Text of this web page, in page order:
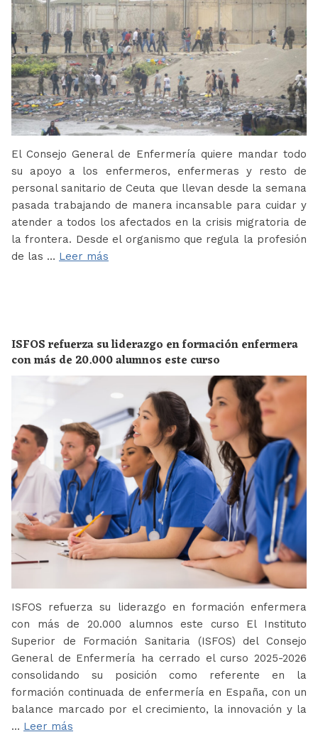
El Consejo General de Enfermería quiere mandar todo
su apoyo a los enfermeros, enfermeras y resto de
personal sanitario de Ceuta que llevan desde la semana
pasada trabajando de manera incansable para cuidar y
atender a todos los afectados en la crisis migratoria de
la frontera. Desde el organismo que regula la profesión
de las … Leer más
ISFOS refuerza su liderazgo en formación enfermera
con más de 20.000 alumnos este curso
ISFOS refuerza su liderazgo en formación enfermera
con más de 20.000 alumnos este curso El Instituto
Superior de Formación Sanitaria (ISFOS) del Consejo
General de Enfermería ha cerrado el curso 2025-2026
consolidando su posición como referente en la
formación continuada de enfermería en España, con un
balance marcado por el crecimiento, la innovación y la
… Leer más